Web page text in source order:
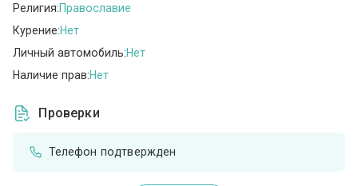
Религия:Православие
Курение:Нет
Личный автомобиль:Нет
Наличие прав:Нет
Проверки
Телефон подтвержден